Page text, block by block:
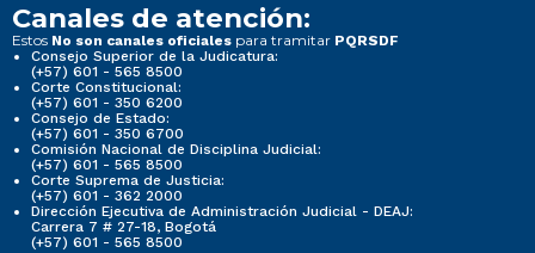
Canales de atención:
Estos No son canales oficiales para tramitar PQRSDF
Consejo Superior de la Judicatura:
(+57) 601 - 565 8500
Corte Constitucional:
(+57) 601 - 350 6200
Consejo de Estado:
(+57) 601 - 350 6700
Comisión Nacional de Disciplina Judicial:
(+57) 601 - 565 8500
Corte Suprema de Justicia:
(+57) 601 - 362 2000
Dirección Ejecutiva de Administración Judicial - DEAJ:
Carrera 7 # 27-18, Bogotá
(+57) 601 - 565 8500